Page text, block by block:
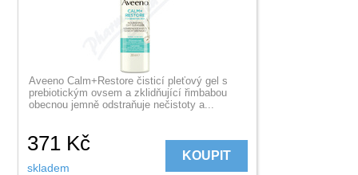
Aveeno Calm+Restore čisticí pleťový gel s
prebiotickým ovsem a zklidňující řimbabou
obecnou jemně odstraňuje nečistoty a...
371 Kč
skladem
KOUPIT